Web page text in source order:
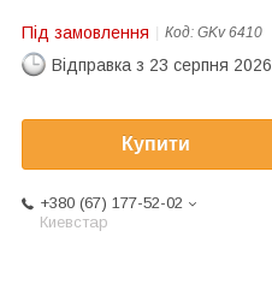
Під замовлення Код: GKv 6410
Відправка з 23 серпня 2026
Купити
+380 (67) 177-52-02
Киевстар